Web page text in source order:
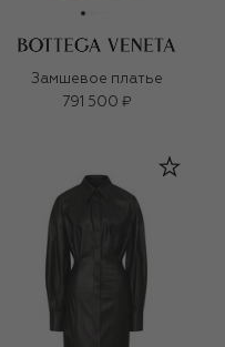
Замшевое платье
791 500 ₽